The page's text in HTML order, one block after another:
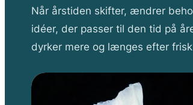
Når årstiden skifter, ændrer
idéer, der passer til den tid på
dyrker mere og længes efter